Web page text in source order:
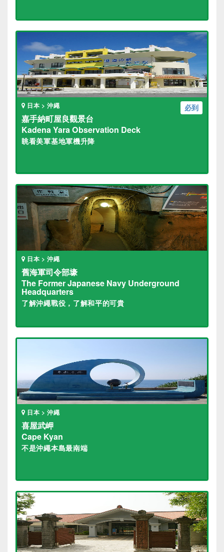
必到
日本 > 沖繩
嘉手納町屋良觀景台
Kadena Yara Observation Deck
眺看美軍基地軍機升降
日本 > 沖繩
舊海軍司令部壕
The Former Japanese Navy Underground
Headquarters
了解沖繩戰役，了解和平的可貴
日本 > 沖繩
喜屋武岬
Cape Kyan
不是沖繩本島最南端